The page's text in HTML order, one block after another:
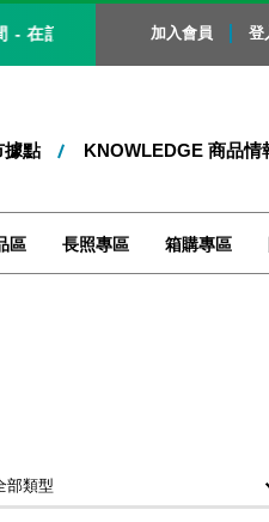
立後，自訂單彙整、備貨到
加入會員 登
據點 KNOWLEDGE 商品情
區 長照專區 箱購專區
部類型